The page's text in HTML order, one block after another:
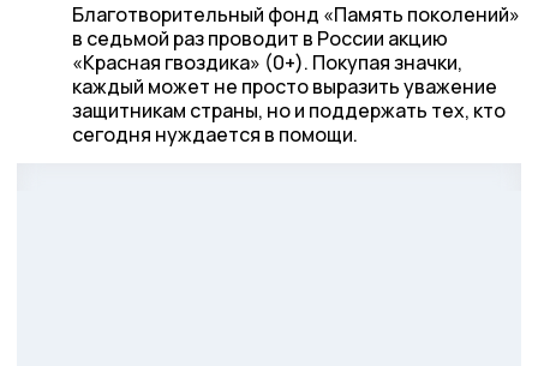
Благотворительный фонд «Память поколений»
в седьмой раз проводит в России акцию
«Красная гвоздика» (0+). Покупая значки,
каждый может не просто выразить уважение
защитникам страны, но и поддержать тех, кто
сегодня нуждается в помощи.